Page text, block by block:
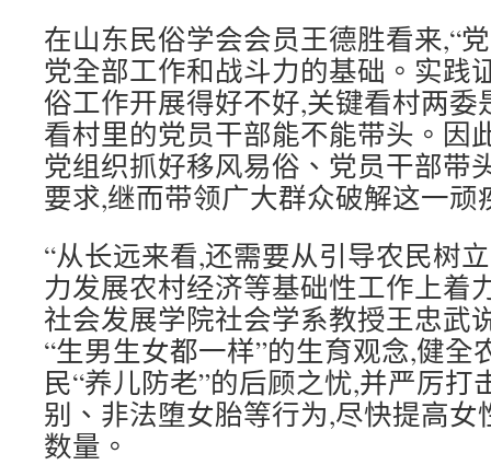
在山东民俗学会会员王德胜看来,“
党全部工作和战斗力的基础。实践
俗工作开展得好不好,关键看村两委
看村里的党员干部能不能带头。因
党组织抓好移风易俗、党员干部带
要求,继而带领广大群众破解这一顽
“从长远来看,还需要从引导农民树
力发展农村经济等基础性工作上着
社会发展学院社会学系教授王忠武
“生男生女都一样”的生育观念,健全
民“养儿防老”的后顾之忧,并严厉打
别、非法堕女胎等行为,尽快提高女
数量。